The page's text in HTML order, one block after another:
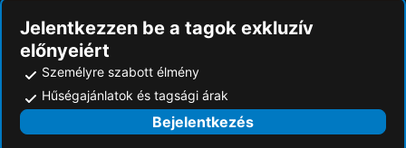
Jelentkezzen be a tagok exkluzív
előnyeiért
Személyre szabott élmény
Hűségajánlatok és tagsági árak
Bejelentkezés